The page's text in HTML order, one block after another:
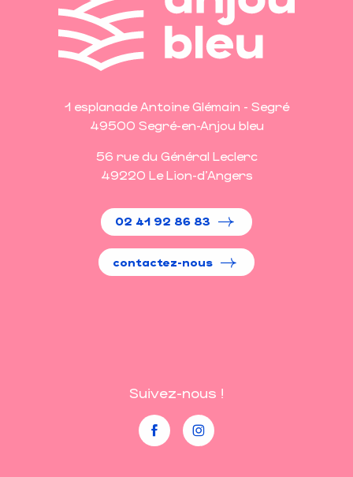
1 esplanade Antoine Glémain - Segré
49500 Segré-en-Anjou bleu
56 rue du Général Leclerc
49220 Le Lion-d'Angers
02 41 92 86 83
contactez-nous
Suivez-nous !